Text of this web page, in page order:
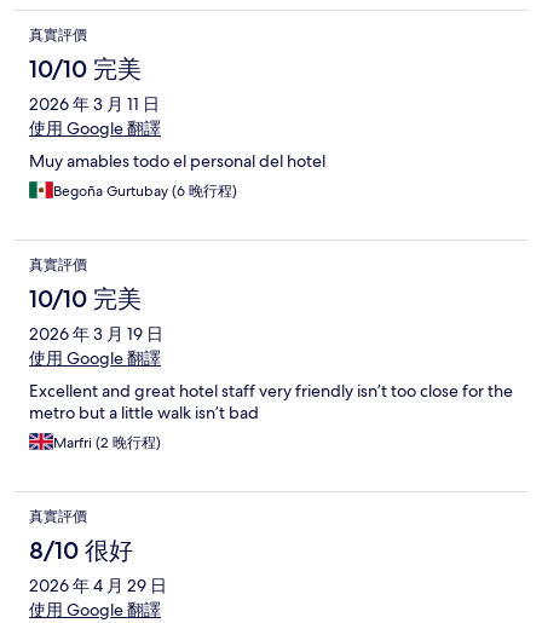
真實評價
10/10 完美
2026 年 3 月 11 日
使用 Google 翻譯
Muy amables todo el personal del hotel
Begoña Gurtubay (6 晚行程)
真實評價
10/10 完美
2026 年 3 月 19 日
使用 Google 翻譯
Excellent and great hotel staff very friendly isn’t too close for the
metro but a little walk isn’t bad
Marfri (2 晚行程)
真實評價
8/10 很好
2026 年 4 月 29 日
使用 Google 翻譯